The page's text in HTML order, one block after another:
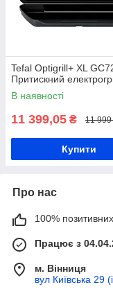
Tefal Optigrill+ XL
Притискний
В наявності
11 399,05 ₴ 11 999
Купити
Про нас
100% позитивних
Працює з
м. Вінниця
вул Київська 29